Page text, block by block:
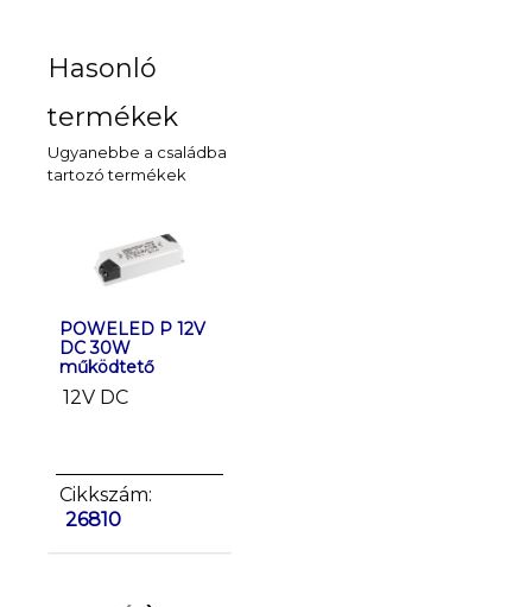
Hasonló
termékek
Ugyanebbe a családba
tartozó termékek
POWELED P 12V
DC 30W
működtető
12V DC
Cikkszám:
26810